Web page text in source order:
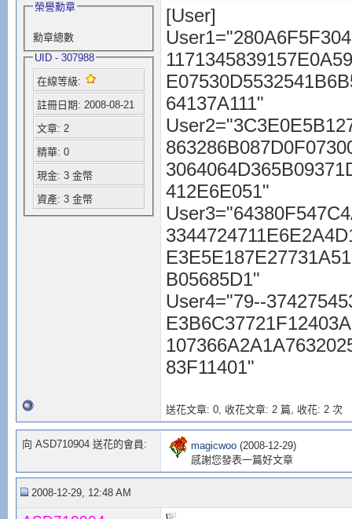
榮譽勳章
勳章總數
UID - 307988
在線等級:
註冊日期: 2008-08-21
文章: 2
精華: 0
現金: 3 金幣
資產: 3 金幣
[User]
64137A111"
412E6E051"
B05685D1"
User4="79--
83F11401"
送花文章: 0, 收花文章: 2 篇, 收花: 2 次
向 ASD710904 送花的會員: magicwoo(2008-12-29)
感謝您發表一篇好文章
2008-12-29, 12:48 AM